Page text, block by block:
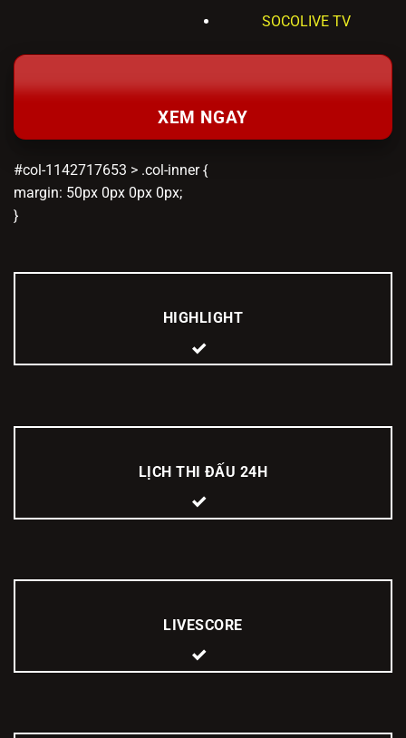
SOCOLIVE TV
XEM NGAY
#col-1142717653 > .col-inner {
margin: 50px 0px 0px 0px;
}
HIGHLIGHT
LỊCH THI ĐẤU 24H
LIVESCORE